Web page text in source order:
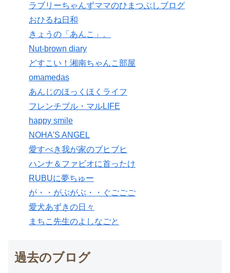
ラブリーちゃんずママのひまつぶしブログ
おひるね日和
きょうの「あんこ」。
Nut-brown diary
どすこい！湘南ちゃんこ部屋
omamedas
あんじのほっくほくライフ
フレンチブル・マルLIFE
happy smile
NOHA'S ANGEL
愛すべき我が家のブヒブヒ
ハンナ＆ファビオに首ったけ
RUBUに夢ちゅー
が・・がぶがぶ・・ぐごごご
愛犬あずきの日々
まちこ先生のよしなごと
過去のブログ